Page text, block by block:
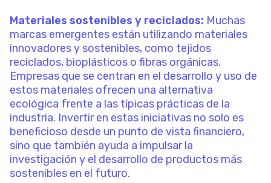
Materiales sostenibles y reciclados: Muchas
marcas emergentes están utilizando materiales
innovadores y sostenibles, como tejidos
reciclados, bioplásticos o fibras orgánicas.
Empresas que se centran en el desarrollo y uso de
estos materiales ofrecen una alternativa
ecológica frente a las típicas prácticas de la
industria. Invertir en estas iniciativas no solo es
beneficioso desde un punto de vista financiero,
sino que también ayuda a impulsar la
investigación y el desarrollo de productos más
sostenibles en el futuro.